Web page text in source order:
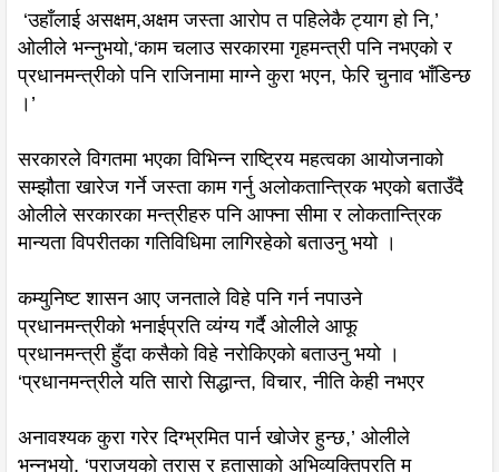
‘उहाँलाई असक्षम,अक्षम जस्ता आरोप त पहिलेकै ट्याग हो नि,’
ओलीले भन्नुभयो,‘काम चलाउ सरकारमा गृहमन्त्री पनि नभएको र
प्रधानमन्त्रीको पनि राजिनामा माग्ने कुरा भएन, फेरि चुनाव भाँडिन्छ
।’
सरकारले विगतमा भएका विभिन्न राष्ट्रिय महत्वका आयोजनाको
सम्झौता खारेज गर्ने जस्ता काम गर्नु अलोकतान्त्रिक भएको बताउँदै
ओलीले सरकारका मन्त्रीहरु पनि आफ्ना सीमा र लोकतान्त्रिक
मान्यता विपरीतका गतिविधिमा लागिरहेको बताउनु भयो ।
कम्युनिष्ट शासन आए जनताले विहे पनि गर्न नपाउने
प्रधानमन्त्रीको भनाईप्रति व्यंग्य गर्दै ओलीले आफू
प्रधानमन्त्री हुँदा कसैको विहे नरोकिएको बताउनु भयो ।
‘प्रधानमन्त्रीले यति सारो सिद्धान्त, विचार, नीति केही नभएर
अनावश्यक कुरा गरेर दिग्भ्रमित पार्न खोजेर हुन्छ,’ ओलीले
भन्नुभयो, ‘पराजयको त्रास र हतासाको अभिव्यक्तिप्रति म